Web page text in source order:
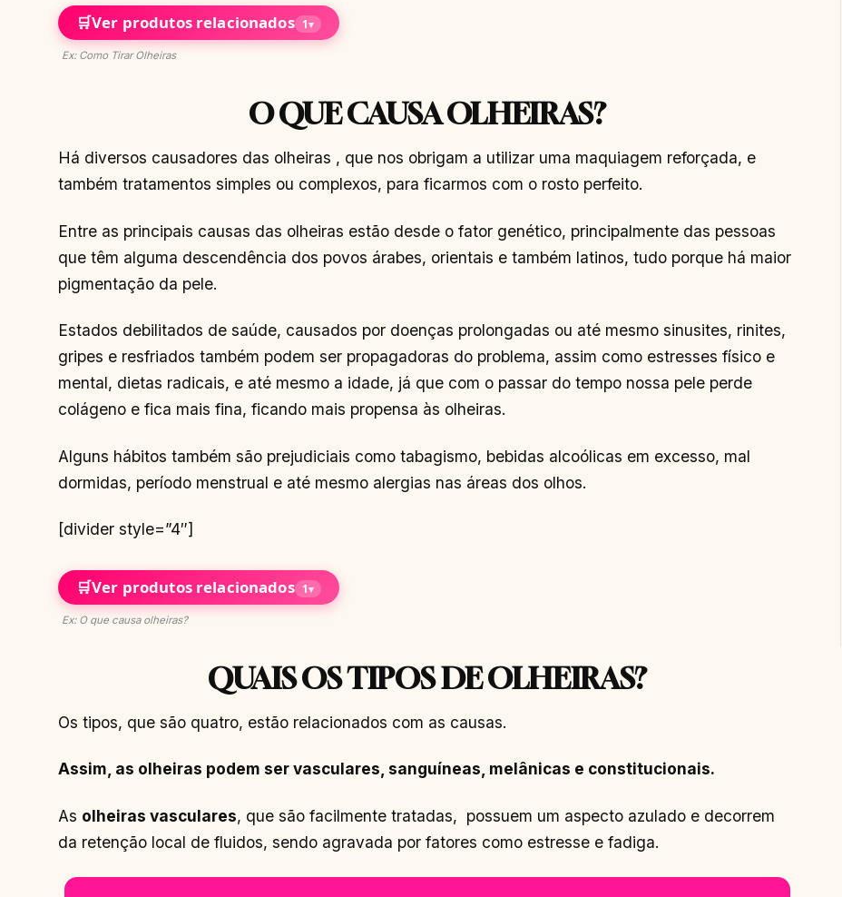
🛒Ver produtos relacionados 1▾
Ex: Como Tirar Olheiras
O QUE CAUSA OLHEIRAS?
Há diversos causadores das olheiras , que nos obrigam a utilizar uma maquiagem reforçada, e
também tratamentos simples ou complexos, para ficarmos com o rosto perfeito.
Entre as principais causas das olheiras estão desde o fator genético, principalmente das pessoas
que têm alguma descendência dos povos árabes, orientais e também latinos, tudo porque há maior
pigmentação da pele.
Estados debilitados de saúde, causados por doenças prolongadas ou até mesmo sinusites, rinites,
gripes e resfriados também podem ser propagadoras do problema, assim como estresses físico e
mental, dietas radicais, e até mesmo a idade, já que com o passar do tempo nossa pele perde
colágeno e fica mais fina, ficando mais propensa às olheiras.
Alguns hábitos também são prejudiciais como tabagismo, bebidas alcoólicas em excesso, mal
dormidas, período menstrual e até mesmo alergias nas áreas dos olhos.
[divider style=”4″]
🛒Ver produtos relacionados 1▾
Ex: O que causa olheiras?
QUAIS OS TIPOS DE OLHEIRAS?
Os tipos, que são quatro, estão relacionados com as causas.
Assim, as olheiras podem ser vasculares, sanguíneas, melânicas e constitucionais.
As olheiras vasculares, que são facilmente tratadas, possuem um aspecto azulado e decorrem
da retenção local de fluidos, sendo agravada por fatores como estresse e fadiga.